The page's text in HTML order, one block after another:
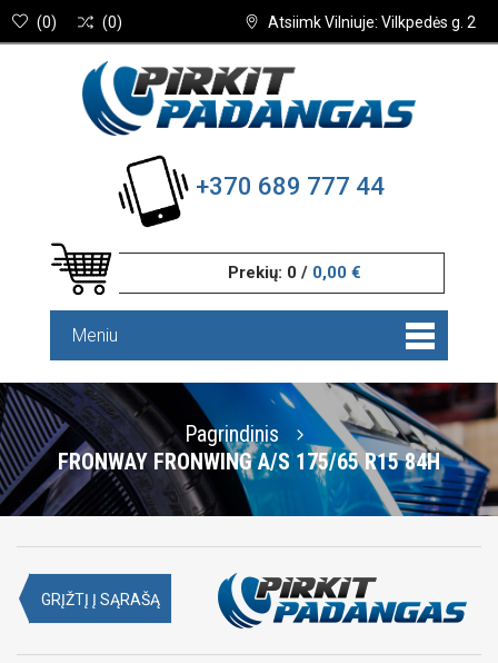
Atsiimk Vilniuje: Vilkpedės g. 2
(0) (0)
+370 689 777 44
Prekių: 0 / 0,00 €
Meniu
Pagrindinis
FRONWAY FRONWING A/S 175/65 R15 84H
GRĮŽTĮ Į SĄRAŠĄ